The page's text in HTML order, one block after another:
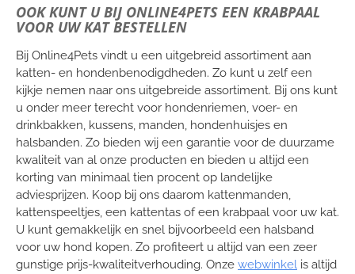
OOK KUNT U BIJ ONLINE4PETS EEN KRABPAAL
VOOR UW KAT BESTELLEN
Bij Online4Pets vindt u een uitgebreid assortiment aan
katten- en hondenbenodigdheden. Zo kunt u zelf een
kijkje nemen naar ons uitgebreide assortiment. Bij ons kunt
u onder meer terecht voor hondenriemen, voer- en
drinkbakken, kussens, manden, hondenhuisjes en
halsbanden. Zo bieden wij een garantie voor de duurzame
kwaliteit van al onze producten en bieden u altijd een
korting van minimaal tien procent op landelijke
adviesprijzen. Koop bij ons daarom kattenmanden,
kattenspeeltjes, een kattentas of een krabpaal voor uw kat.
U kunt gemakkelijk en snel bijvoorbeeld een halsband
voor uw hond kopen. Zo profiteert u altijd van een zeer
gunstige prijs-kwaliteitverhouding. Onze webwinkel is altijd